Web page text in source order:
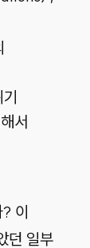
서
? 이
던 일부